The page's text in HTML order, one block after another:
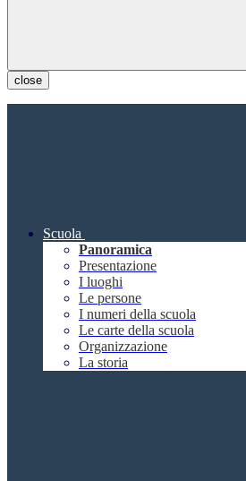
close
Scuola
Panoramica
Presentazione
I luoghi
Le persone
I numeri della scuola
Le carte della scuola
Organizzazione
La storia